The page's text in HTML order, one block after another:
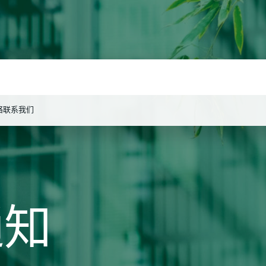
索
联系我们